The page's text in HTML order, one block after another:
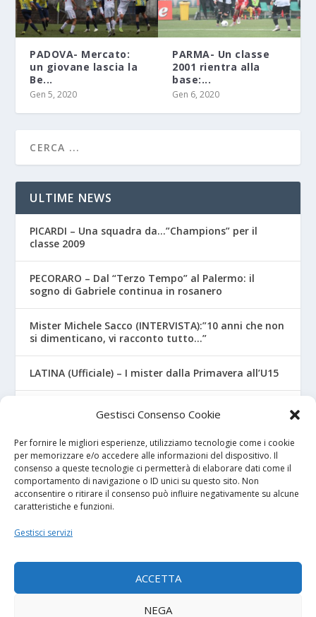
Gestisci Consenso Cookie
Per fornire le migliori esperienze, utilizziamo tecnologie come i cookie
per memorizzare e/o accedere alle informazioni del dispositivo. Il
consenso a queste tecnologie ci permetterà di elaborare dati come il
comportamento di navigazione o ID unici su questo sito. Non
acconsentire o ritirare il consenso può influire negativamente su alcune
caratteristiche e funzioni.
Gestisci servizi
ACCETTA
NEGA
PADOVA- Mercato:
un giovane lascia la
Be...
Gen 5, 2020
PARMA- Un classe
2001 rientra alla
base:...
Gen 6, 2020
ULTIME NEWS
PICARDI – Una squadra da…”Champions” per il
classe 2009
PECORARO – Dal “Terzo Tempo” al Palermo: il
sogno di Gabriele continua in rosanero
Mister Michele Sacco (INTERVISTA):”10 anni che non
si dimenticano, vi racconto tutto…”
LATINA (Ufficiale) – I mister dalla Primavera all’U15
CROTONE – Primavera/Under 17, novità sui nuovi
I NOSTRI SPONSOR
Calcio Panchina
Diretta.it